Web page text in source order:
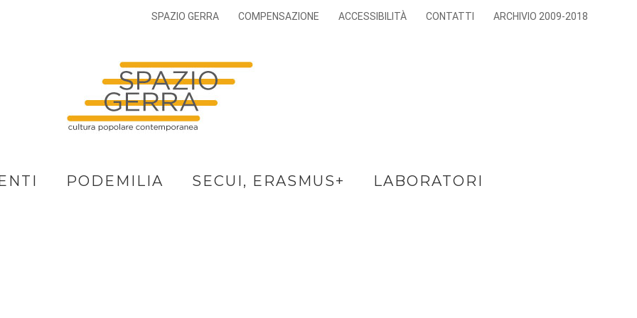
SPAZIO GERRA COMPENSAZIONE ACCESSIBILITÀ CONTATTI ARCHIVIO 2009-2018
PODEMILIA SECUI, ERASMUS+ LABORATORI